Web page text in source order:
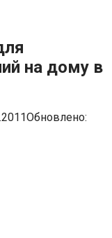
на дому в
Обновлено: